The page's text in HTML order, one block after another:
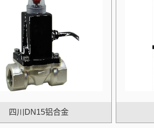
四川DN15铝合金